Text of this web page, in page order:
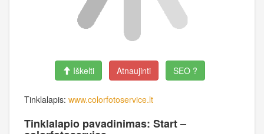
Iškelti Atnaujinti SEO ?
Tinklalapis: www.colorfotoservice.lt
Tinklalapio pavadinimas: Start –